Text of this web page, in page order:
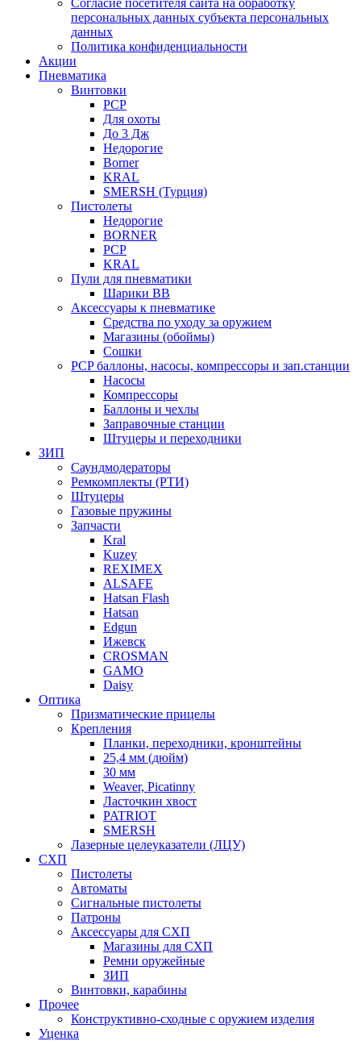
Согласие посетителя сайта на обработку
персональных данных субъекта персональных
данных
Политика конфиденциальности
Акции
Пневматика
Винтовки
PCP
Для охоты
До 3 Дж
Недорогие
Borner
KRAL
SMERSH (Турция)
Пистолеты
Недорогие
BORNER
PCP
KRAL
Пули для пневматики
Шарики BB
Аксессуары к пневматике
Средства по уходу за оружием
Магазины (обоймы)
Сошки
PCP баллоны, насосы, компрессоры и зап.станции
Насосы
Компрессоры
Баллоны и чехлы
Заправочные станции
Штуцеры и переходники
ЗИП
Саундмодераторы
Ремкомплекты (РТИ)
Штуцеры
Газовые пружины
Запчасти
Kral
Kuzey
REXIMEX
ALSAFE
Hatsan Flash
Hatsan
Edgun
Ижевск
CROSMAN
GAMO
Daisy
Оптика
Призматические прицелы
Крепления
Планки, переходники, кронштейны
25,4 мм (дюйм)
30 мм
Weaver, Picatinny
Ласточкин хвост
PATRIOT
SMERSH
Лазерные целеуказатели (ЛЦУ)
СХП
Пистолеты
Автоматы
Сигнальные пистолеты
Патроны
Аксессуары для СХП
Магазины для СХП
Ремни оружейные
ЗИП
Винтовки, карабины
Прочее
Конструктивно-сходные с оружием изделия
Уценка